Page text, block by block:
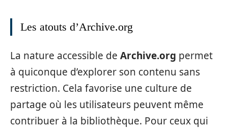
Les atouts d’Archive.org
La nature accessible de Archive.org permet
à quiconque d’explorer son contenu sans
restriction. Cela favorise une culture de
partage où les utilisateurs peuvent même
contribuer à la bibliothèque. Pour ceux qui